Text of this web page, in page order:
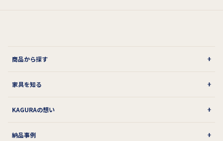
商品から探す
家具を知る
KAGURAの想い
納品事例